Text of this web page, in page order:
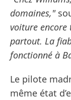
domaines,"
voiture encore
partout. La
fonctionné à
Le pilote
même état